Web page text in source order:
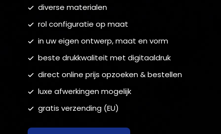
diverse materialen
rol configuratie op maat
in uw eigen ontwerp, maat en vorm
beste drukkwaliteit met digitaaldruk
direct online prijs opzoeken & bestellen
luxe afwerkingen mogelijk
gratis verzending (EU)